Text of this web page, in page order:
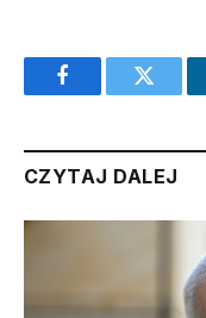
FacebookTwitter
CZYTAJ DALEJ